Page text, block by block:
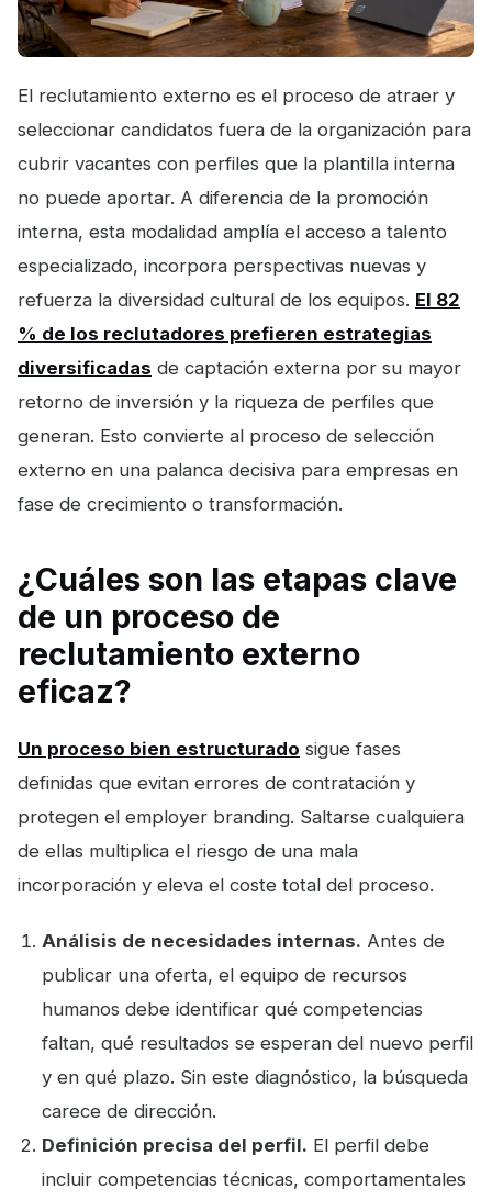
El reclutamiento externo es el proceso de atraer y
seleccionar candidatos fuera de la organización para
cubrir vacantes con perfiles que la plantilla interna
no puede aportar. A diferencia de la promoción
interna, esta modalidad amplía el acceso a talento
especializado, incorpora perspectivas nuevas y
refuerza la diversidad cultural de los equipos. El 82
% de los reclutadores prefieren estrategias
diversificadas de captación externa por su mayor
retorno de inversión y la riqueza de perfiles que
generan. Esto convierte al proceso de selección
externo en una palanca decisiva para empresas en
fase de crecimiento o transformación.
¿Cuáles son las etapas clave
de un proceso de
reclutamiento externo
eficaz?
Un proceso bien estructurado sigue fases
definidas que evitan errores de contratación y
protegen el employer branding. Saltarse cualquiera
de ellas multiplica el riesgo de una mala
incorporación y eleva el coste total del proceso.
Análisis de necesidades internas. Antes de
publicar una oferta, el equipo de recursos
humanos debe identificar qué competencias
faltan, qué resultados se esperan del nuevo perfil
y en qué plazo. Sin este diagnóstico, la búsqueda
carece de dirección.
Definición precisa del perfil. El perfil debe
incluir competencias técnicas, comportamentales